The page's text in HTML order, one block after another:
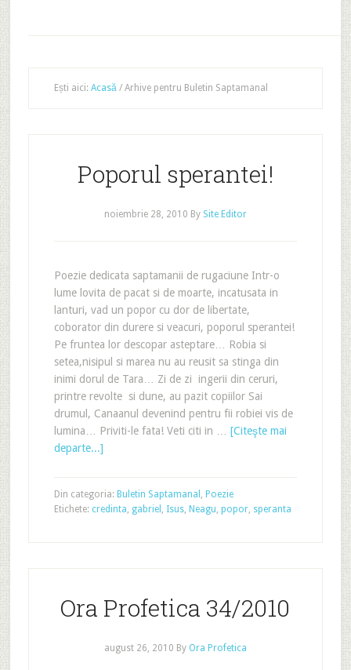
Ești aici: Acasă /Arhive pentru Buletin Saptamanal
Poporul sperantei!
noiembrie 28, 2010 By Site Editor
Poezie dedicata saptamanii de rugaciune Intr-o
lume lovita de pacat si de moarte, incatusata in
lanturi, vad un popor cu dor de libertate,
coborator din durere si veacuri, poporul sperantei!
Pe fruntea lor descopar asteptare… Robia si
setea,nisipul si marea nu au reusit sa stinga din
inimi dorul de Tara… Zi de zi ingerii din ceruri,
printre revolte si dune, au pazit copiilor Sai
drumul, Canaanul devenind pentru fii robiei vis de
lumina… Priviti-le fata! Veti citi in … [Citeşte mai
departe...]
Din categoria: Buletin Saptamanal , Poezie
Etichete: credinta, gabriel , Isus, Neagu, popor, speranta
Ora Profetica 34/2010
august 26, 2010 By Ora Profetica